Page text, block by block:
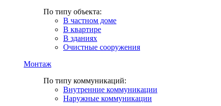
По типу объекта:
В частном доме
В квартире
В зданиях
Очистные сооружения
Монтаж
По типу коммуникаций:
Внутренние коммуникации
Наружные коммуникации